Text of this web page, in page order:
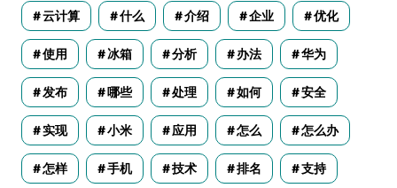
云计算 什么 介绍 企业 优化
使用 冰箱 分析 办法 华为
发布 哪些 处理 如何 安全
实现 小米 应用 怎么 怎么办
怎样 手机 技术 排名 支持